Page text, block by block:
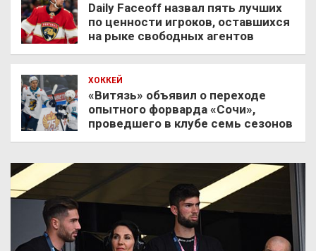
Daily Faceoff назвал пять лучших
по ценности игроков, оставшихся
на рыке свободных агентов
ХОККЕЙ
«Витязь» объявил о переходе
опытного форварда «Сочи»,
проведшего в клубе семь сезонов